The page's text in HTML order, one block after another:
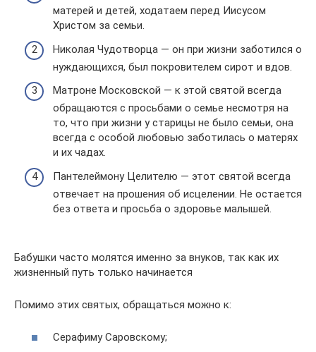
матерей и детей, ходатаем перед Иисусом
Христом за семьи.
Николая Чудотворца — он при жизни заботился о
нуждающихся, был покровителем сирот и вдов.
Матроне Московской — к этой святой всегда
обращаются с просьбами о семье несмотря на
то, что при жизни у старицы не было семьи, она
всегда с особой любовью заботилась о матерях
и их чадах.
Пантелеймону Целителю — этот святой всегда
отвечает на прошения об исцелении. Не остается
без ответа и просьба о здоровье малышей.
Бабушки часто молятся именно за внуков, так как их
жизненный путь только начинается
Помимо этих святых, обращаться можно к:
Серафиму Саровскому;